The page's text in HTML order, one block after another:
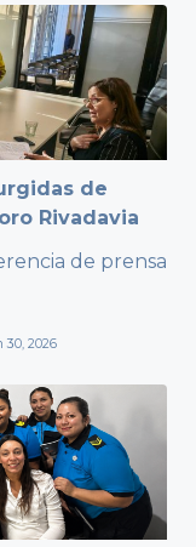
de
Rivadavia
de prensa
30, 2026